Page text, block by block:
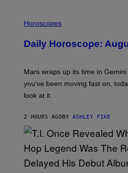
L
S
T
I
O
N
R
E
E
A
Horoscopes
Daily Horoscope:
Mars wraps up its time in
you’ve been moving fast on,
look at it.
2 HOURS AGO BY ASHLEY FIKE